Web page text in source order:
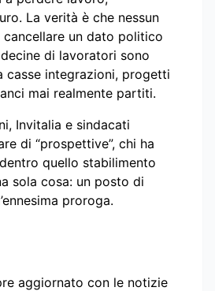
La verità è che nessun
un dato politico
di lavoratori sono
casse integrazioni, progetti
mai realmente partiti.
Invitalia e sindacati
di “prospettive”, chi ha
quello stabilimento
sola cosa: un posto di
proroga.
aggiornato con le notizie